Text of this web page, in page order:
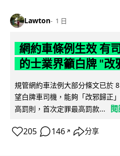
Lawton 1 日
網約車條例生效 有
的士業界籲白牌 "改
規管網約車法例大部分條文已於
望白牌車司機，能夠「改邪歸正
高罰則，首次定罪最高罰款...
205 146 ↗ 分享